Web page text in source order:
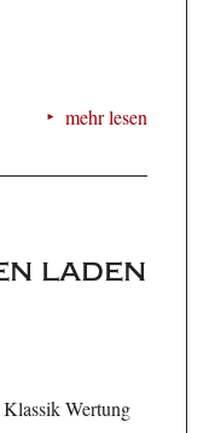
mehr lesen
laden
Wertung